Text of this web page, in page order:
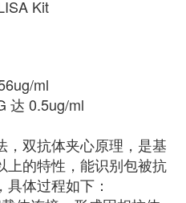
Kit
ml
达 0.5ug/ml
，双抗体夹心原理，是基
上的特性，能识别包被抗
体过程如下：